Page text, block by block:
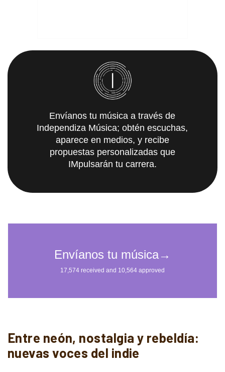
Envíanos tu música a través de
Independiza Música; obtén escuchas,
aparece en medios, y recibe
propuestas personalizadas que
IMpulsarán tu carrera.
Entre neón, nostalgia y rebeldía:
nuevas voces del indie